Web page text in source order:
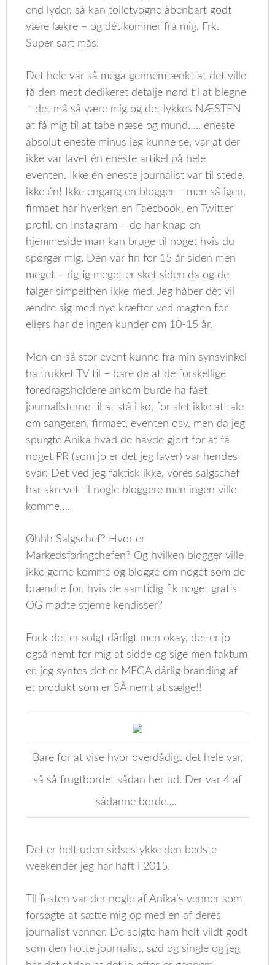
end lyder, så kan toiletvogne åbenbart godt
være lækre – og dét kommer fra mig, Frk.
Super sart mås!
Det hele var så mega gennemtænkt at det ville
få den mest dedikeret detalje nørd til at blegne
– det må så være mig og det lykkes NÆSTEN
at få mig til at tabe næse og mund….. eneste
absolut eneste minus jeg kunne se, var at der
ikke var lavet én eneste artikel på hele
eventen. Ikke én eneste journalist var til stede,
ikke én! Ikke engang en blogger – men så igen,
firmaet har hverken en Faecbook, en Twitter
profil, en Instagram – de har knap en
hjemmeside man kan bruge til noget hvis du
spørger mig. Den var fin for 15 år siden men
meget – rigtig meget er sket siden da og de
følger simpelthen ikke med. Jeg håber dét vil
ændre sig med nye kræfter ved magten for
ellers har de ingen kunder om 10-15 år.
Men en så stor event kunne fra min synsvinkel
ha trukket TV til – bare de at de forskellige
foredragsholdere ankom burde ha fået
journalisterne til at stå i kø, for slet ikke at tale
om sangeren, firmaet, eventen osv. men da jeg
spurgte Anika hvad de havde gjort for at få
noget PR (som jo er det jeg laver) var hendes
svar: Det ved jeg faktisk ikke, vores salgschef
har skrevet til nogle bloggere men ingen ville
komme….
Øhhh Salgschef? Hvor er
Markedsføringchefen? Og hvilken blogger ville
ikke gerne komme og blogge om noget som de
brændte for, hvis de samtidig fik noget gratis
OG mødte stjerne kendisser?
Fuck det er solgt dårligt men okay, det er jo
også nemt for mig at sidde og sige men faktum
er, jeg syntes det er MEGA dårlig branding af
et produkt som er SÅ nemt at sælge!!
Bare for at vise hvor overdådigt det hele var,
så så frugtbordet sådan her ud. Der var 4 af
sådanne borde….
Det er helt uden sidsestykke den bedste
weekender jeg har haft i 2015.
Til festen var der nogle af Anika’s venner som
forsøgte at sætte mig op med en af deres
journalist venner. De solgte ham helt vildt godt
som den hotte journalist, sød og single og jeg